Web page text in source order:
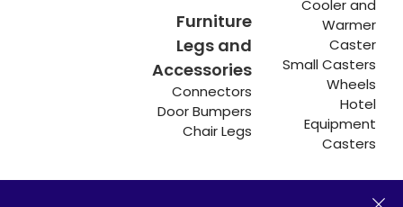
Cooler and
Warmer
Caster
Small Casters
Wheels
Hotel
Equipment
Casters
Furniture
Legs and
Accessories
Connectors
Door Bumpers
Chair Legs